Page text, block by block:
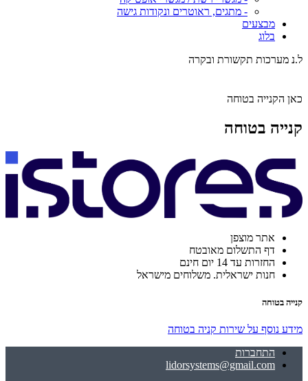
- מתגים, ראוטרים ונקודות גישה
מבצעים
בלוג
ל.נ מערכות תקשורת ובקרה
כאן הקנייה בטוחה
קנייה בטוחה
אתר מוצפן
דף התשלום מאובטח
החזרות עד 14 יום חינם
חנות ישראלית. משלוחים מישראל
קנייה בטוחה
מידע נוסף על שירות קניה בטוחה
התחברות
lidorsystems@gmail.com